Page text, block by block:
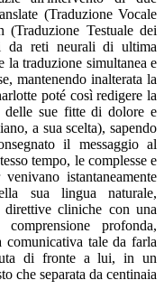
(Traduzione Vocale
Testuale dei
da reti neurali di ultima
la traduzione simultanea e
mantenendo inalterata la
poté così redigere la
delle sue fitte di dolore e
a sua scelta), sapendo
il messaggio al
tempo, le complesse e
istantaneamente
sua lingua naturale,
direttive cliniche con una
profonda,
comunicativa tale da farla
di fronte a lui, in un
che separata da centinaia